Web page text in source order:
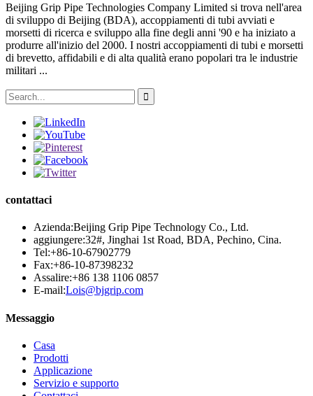
Beijing Grip Pipe Technologies Company Limited si trova nell'area
di sviluppo di Beijing (BDA), accoppiamenti di tubi avviati e
morsetti di ricerca e sviluppo alla fine degli anni '90 e ha iniziato a
produrre all'inizio del 2000. I nostri accoppiamenti di tubi e morsetti
di brevetto, affidabili e di alta qualità erano popolari tra le industrie
militari ...
contattaci
Azienda:Beijing Grip Pipe Technology Co., Ltd.
aggiungere:32#, Jinghai 1st Road, BDA, Pechino, Cina.
Tel:+86-10-67902779
Fax:+86-10-87398232
Assalire:+86 138 1106 0857
E-mail:Lois@bjgrip.com
Messaggio
Casa
Prodotti
Applicazione
Servizio e supporto